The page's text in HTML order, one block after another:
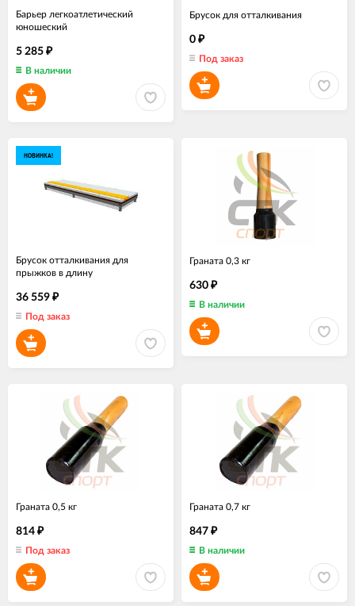
Барьер легкоатлетический
юношеский
5 285 ₽
В наличии
Брусок для отталкивания
0 ₽
Под заказ
НОВИНКА!
Брусок отталкивания для
прыжков в длину
36 559 ₽
Под заказ
Граната 0,3 кг
630 ₽
В наличии
Граната 0,5 кг
814 ₽
Под заказ
Граната 0,7 кг
847 ₽
В наличии